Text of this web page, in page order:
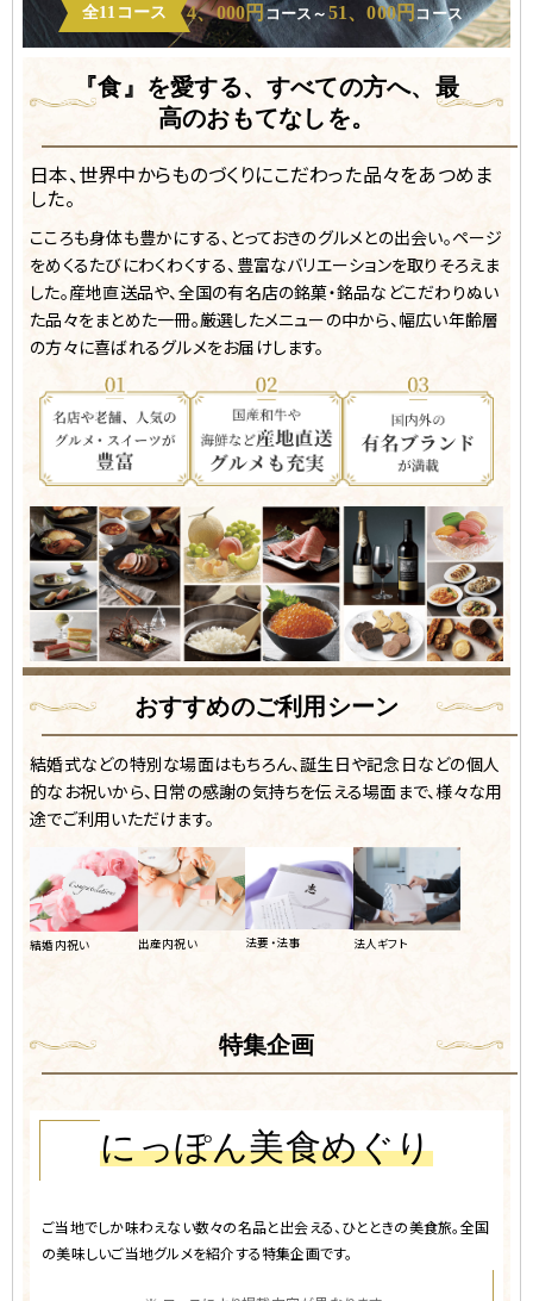
全11コース 4、000円コース～ 51、000円コース
『食』を愛する、すべての方へ、 最
高のおもてなしを。
日本、世界中からものづくりにこだわった品々をあつめま
した。
こころも身体も豊かにする、とっておきのグルメとの出会い。ページ
をめくるたびにわくわくする、豊富なバリエーションを取りそろえま
した。産地直送品や、全国の有名店の銘菓・銘品などこだわりぬい
た品々をまとめた一冊。厳選したメニューの中から、幅広い年齢層
の方々に喜ばれるグルメをお届けします。
おすすめのご利用シーン
結婚式などの特別な場面はもちろん、誕生日や記念日などの個人
的なお祝いから、 日常の感謝の気持ちを伝える場面まで、様々な用
途でご利用いただけます。
結婚内祝い 出産内祝い 法要・法事 法人ギフト
特集企画
にっぽん美食めぐり
ご当地でしか味わえない数々の名品と出会える、 ひとときの美食旅。全国
の美味しいご当地グルメを紹介する特集企画です。